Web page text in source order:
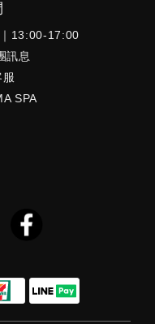
13:00-17:00
訊息
SPA